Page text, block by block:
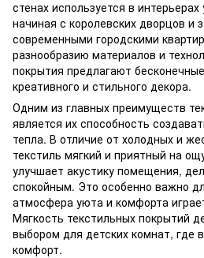
стенах используется в
начиная с королевских дворцов и
современными городскими
разнообразию материалов и
покрытия предлагают
креативного и стильного декора.
Одним из главных преимуществ
является их способность
тепла. В отличие от холодных и
текстиль мягкий и приятный на
улучшает акустику помещения,
спокойным. Это особенно важно
атмосфера уюта и комфорта
Мягкость текстильных покрытий
выбором для детских комнат, где
комфорт.